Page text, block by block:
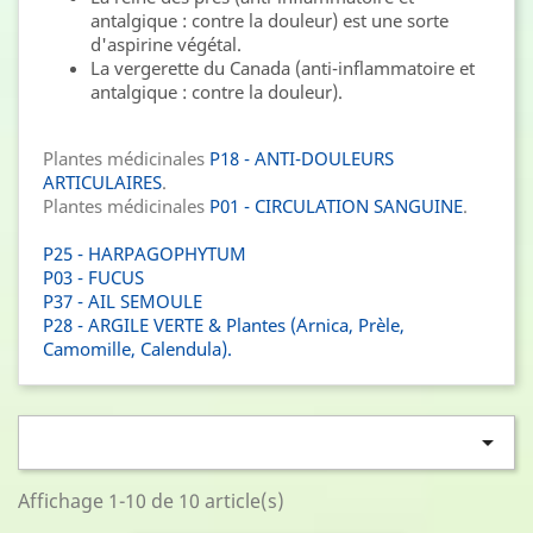
antalgique : contre la douleur) est une sorte
d'aspirine végétal.
La vergerette du Canada (anti-inflammatoire et
antalgique : contre la douleur).
Plantes médicinales P18 - ANTI-DOULEURS
ARTICULAIRES.
Plantes médicinales P01 - CIRCULATION SANGUINE.
P25 - HARPAGOPHYTUM
P03 - FUCUS
P37 - AIL SEMOULE
P28 - ARGILE VERTE & Plantes (Arnica, Prèle,
Camomille, Calendula).

Affichage 1-10 de 10 article(s)